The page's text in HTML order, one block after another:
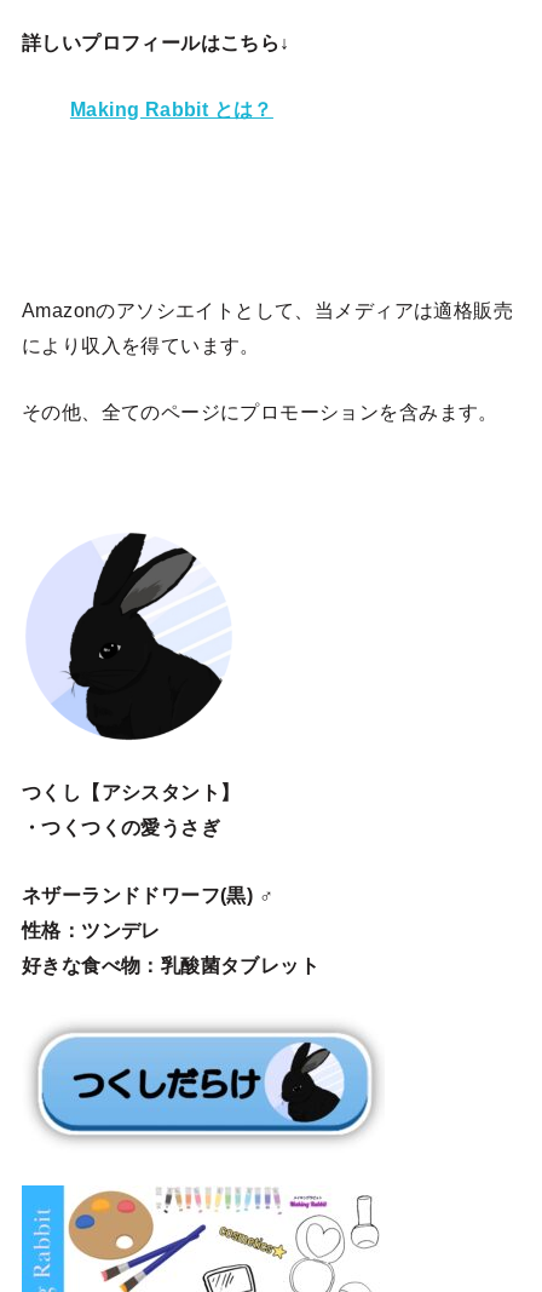
詳しいプロフィールはこちら↓
Making Rabbit とは？
Amazonのアソシエイトとして、当メディアは適格販売
により収入を得ています。
その他、全てのページにプロモーションを含みます。
つくし【アシスタント】
・つくつくの愛うさぎ
ネザーランドドワーフ(黒) ♂
性格：ツンデレ
好きな食べ物：乳酸菌タブレット